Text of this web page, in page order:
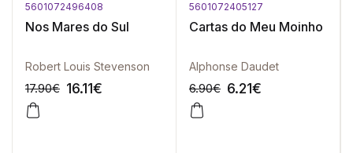
5601072496408
Nos Mares do Sul
Robert Louis Stevenson
17.90€ 16.11€
5601072405127
Cartas do Meu Moinho
Alphonse Daudet
6.90€ 6.21€